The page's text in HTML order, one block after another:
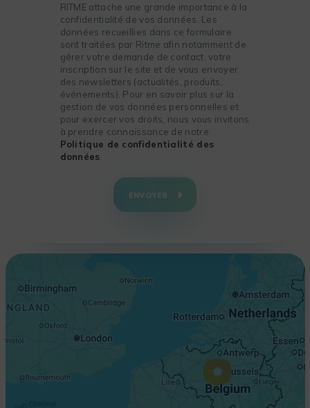
RITME attache une grande importance à la
confidentialité de vos données. Les
données recueillies dans ce formulaire
sont traitées par Ritme afin notamment de
gérer votre demande de contact, votre
inscription sur le site et de vous envoyer
des newsletters (actualités, produits,
événements). Pour en savoir plus sur la
gestion de vos données personnelles et
pour exercer vos droits, nous vous invitons
à prendre connaissance de notre
Politique de confidentialité des
données
ENVOYER